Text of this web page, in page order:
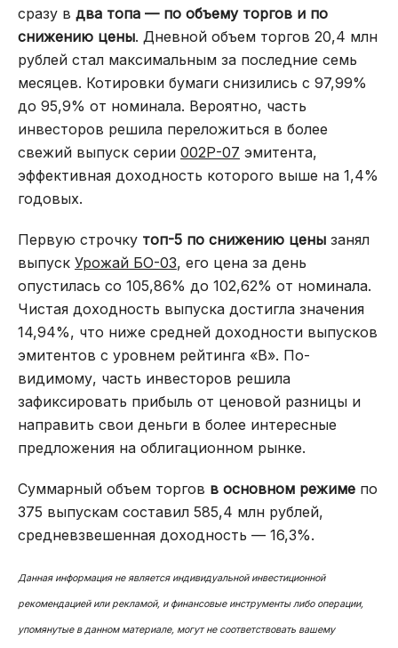
сразу в два топа — по объему торгов и по
снижению цены. Дневной объем торгов 20,4 млн
рублей стал максимальным за последние семь
месяцев. Котировки бумаги снизились с 97,99%
до 95,9% от номинала. Вероятно, часть
инвесторов решила переложиться в более
свежий выпуск серии 002Р-07 эмитента,
эффективная доходность которого выше на 1,4%
годовых.
Первую строчку топ-5 по снижению цены занял
выпуск Урожай БО-03, его цена за день
опустилась со 105,86% до 102,62% от номинала.
Чистая доходность выпуска достигла значения
14,94%, что ниже средней доходности выпусков
эмитентов с уровнем рейтинга «B». По-
видимому, часть инвесторов решила
зафиксировать прибыль от ценовой разницы и
направить свои деньги в более интересные
предложения на облигационном рынке.
Суммарный объем торгов в основном режиме по
375 выпускам составил 585,4 млн рублей,
средневзвешенная доходность — 16,3%.
Данная информация не является индивидуальной инвестиционной
рекомендацией или рекламой, и финансовые инструменты либо операции,
упомянутые в данном материале, могут не соответствовать вашему